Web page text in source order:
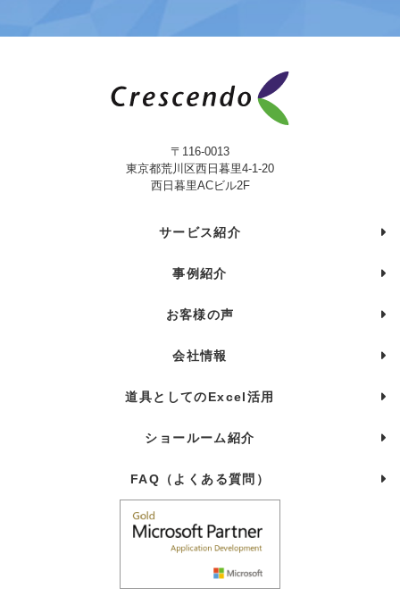
〒116-0013
東京都荒川区西日暮里4-1-20
西日暮里ACビル2F
サービス紹介
事例紹介
お客様の声
会社情報
道具としてのExcel活用
ショールーム紹介
FAQ（よくある質問）